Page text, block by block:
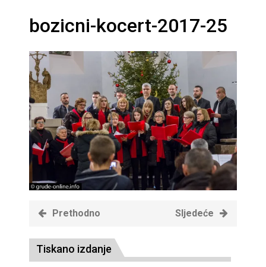
bozicni-kocert-2017-25
Prethodno Sljedeće
Tiskano izdanje